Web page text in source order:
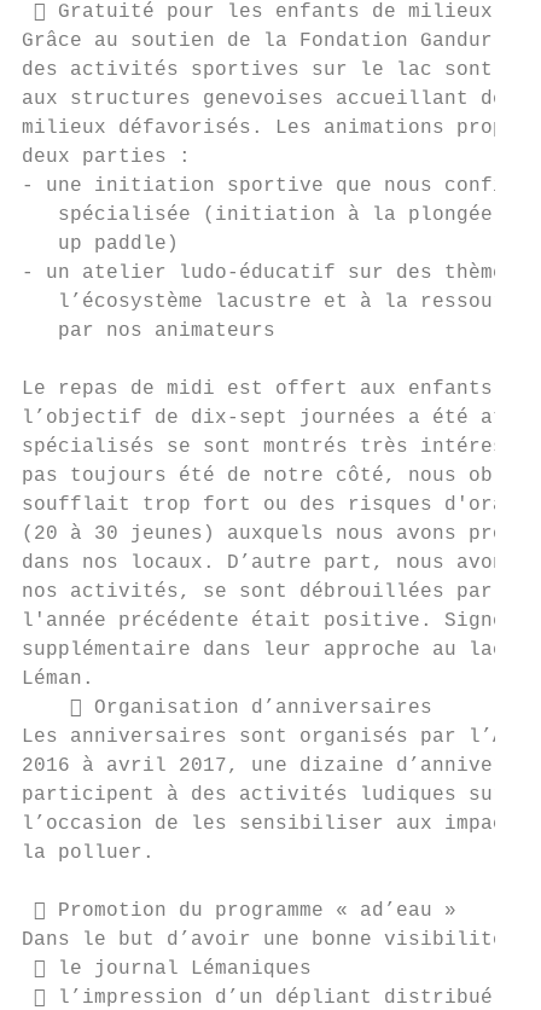
 Gratuité pour les enfants de milieux
Grâce au soutien de la Fondation Gandur
des activités sportives sur le lac sont
aux structures genevoises accueillant des
milieux défavorisés. Les animations
deux parties :
- une initiation sportive que nous
spécialisée (initiation à la plongée au
   up paddle)
- un atelier ludo-éducatif sur des thèmes
l’écosystème lacustre et à la ressource
   par nos animateurs
Le repas de midi est offert aux enfants et
l’objectif de dix-sept journées a été
spécialisés se sont montrés très intéressés
pas toujours été de notre côté, nous
soufflait trop fort ou des risques d'orage.
(20 à 30 jeunes) auxquels nous avons
dans nos locaux. D’autre part, nous
nos activités, se sont débrouillées par
l'année précédente était positive. Signe
supplémentaire dans leur approche au
Léman.
     Organisation d’anniversaires
Les anniversaires sont organisés par
2016 à avril 2017, une dizaine
participent à des activités ludiques sur
l’occasion de les sensibiliser aux
la polluer.
 Promotion du programme « ad’eau »
Dans le but d’avoir une bonne visibilité
 le journal Lémaniques
 l’impression d’un dépliant distribué